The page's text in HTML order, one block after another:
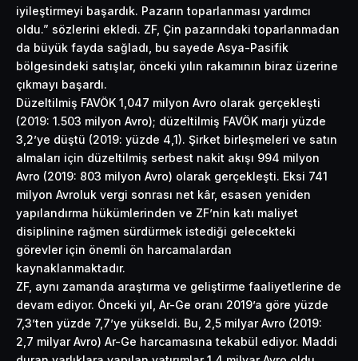
iyileştirmeyi başardık. Pazarın toparlanması yardımcı
oldu.” sözlerini ekledi. ZF, Çin pazarındaki toparlanmadan
da büyük fayda sağladı, bu sayede Asya-Pasifik
bölgesindeki satışlar, önceki yılın rakamının biraz üzerine
çıkmayı başardı.
Düzeltilmiş FAVÖK 1,047 milyon Avro olarak gerçekleşti
(2019: 1.503 milyon Avro); düzeltilmiş FAVÖK marjı yüzde
3,2’ye düştü (2019: yüzde 4,1). Şirket birleşmeleri ve satın
almaları için düzeltilmiş serbest nakit akışı 994 milyon
Avro (2019: 803 milyon Avro) olarak gerçekleşti. Eksi 741
milyon Avroluk vergi sonrası net kâr, esasen yeniden
yapılandırma hükümlerinden ve ZF’nin katı maliyet
disiplinine rağmen sürdürmek istediği gelecekteki
görevler için önemli ön harcamalardan
kaynaklanmaktadır.
ZF, aynı zamanda araştırma ve geliştirme faaliyetlerine de
devam ediyor. Önceki yıl, Ar-Ge oranı 2019’a göre yüzde
7,3’ten yüzde 7,7’ye yükseldi. Bu, 2,5 milyar Avro (2019:
2,7 milyar Avro) Ar-Ge harcamasına tekabül ediyor. Maddi